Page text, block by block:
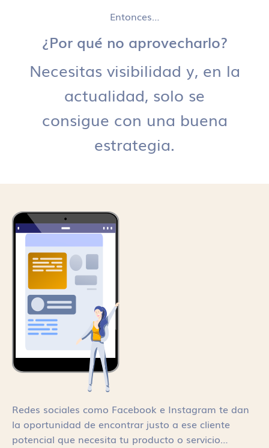
Entonces…
¿Por qué no aprovecharlo?
Necesitas visibilidad y, en la
actualidad, solo se
consigue con una buena
estrategia.
Redes sociales como Facebook e Instagram te dan
la oportunidad de encontrar justo a ese cliente
potencial que necesita tu producto o servicio…